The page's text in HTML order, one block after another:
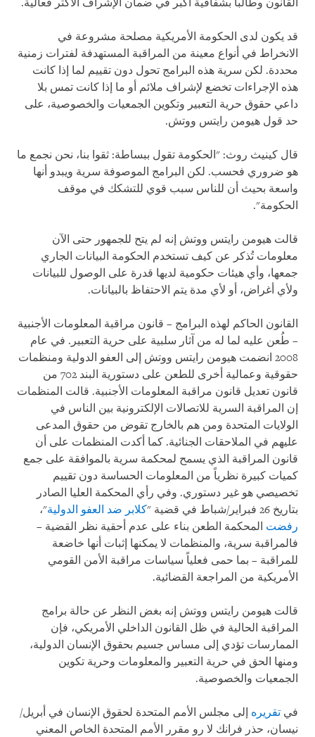
القانون وطالبا بشفافية أكبر في ضمان الإشراف الأكثر فعالية.
قد يكون لدى الحكومة الأمريكية مصلحة مشروعة في
الانخراط في أنواع معينة من المراقبة المستهدفة لفترات زمنية
محددة. لكن سرية هذه البرامج تحول دون تقييم لما إذا كانت
هذه الإجراءات تخضع لإشراف ملائم أو ما إذا كانت تمس بلا
داعي حقوق حرية التعبير وتكوين الجمعيات والخصوصية، على
حد قول هيومن رايتس ووتش.
قال كينيث روث: "الحكومة تقول ببساطة: ثقوا بنا، نحن نجمع ما
هو ضروري فحسب. لكن البرامج الموصوفة سرية ويبدو أنها
واسعة بحيث أن للناس سبب قوي للتشكك في موقف
الحكومة".
قالت هيومن رايتس ووتش إنه لم يتح للجمهور حتى الآن
معلومات تُذكر عن كيف تستخدم الحكومة البيانات الجاري
جمعها، وأي هيئات حكومية لديها قدرة على الوصول للبيانات
ولأي أغراض، أو لأي مدة يتم الاحتفاظ بالبيانات.
القانون الحاكم لهذه البرامج – قانون مراقبة المعلومات الأجنبية
– طُعن عليه لما له من آثار سلبية على حرية التعبير. في عام
2008 انضمت هيومن رايتس ووتش إلى العفو الدولية ومنظمات
حقوقية وعمالية أخرى للطعن على دستورية البند 702 من
قانون تعديل قانون مراقبة المعلومات الأجنبية. قالت المنظمات
إن المراقبة السرية للاتصالات الإلكترونية بين الناس في
الولايات المتحدة ومن هم بالخارج تقوض من حقوق المدعى
عليهم في الملاحقات الجنائية. كما أكدت المنظمات على أن
قانون المراقبة الذي يسمح لمحكمة سرية بالموافقة على جمع
كميات كبيرة نظرياً من المعلومات الحساسة دون تقييم
تخصيصي هو غير دستوري. وفي رأي المحكمة العليا الصادر
بتاريخ 26 فبراير/شباط في قضية "
كلابر ضد العفو الدولية"،
رفضت المحكمة الطعن بناء على عدم أحقية نظر القضية –
فالمراقبة سرية، والمنظمات لا يمكنها إثبات أنها خاضعة
للمراقبة – بما حمى فعلياً سياسات مراقبة الأمن القومي
الأمريكية من المراجعة القضائية.
قالت هيومن رايتس ووتش إنه بغض النظر عن حالة برامج
المراقبة الحالية في ظل القانون الداخلي الأمريكي، فإن
الممارسات تؤدي إلى مساس جسيم بحقوق الإنسان الدولية،
ومنها الحق في حرية التعبير والمعلومات وحرية تكوين
الجمعيات والخصوصية.
في تقريره إلى مجلس الأمم المتحدة لحقوق الإنسان في أبريل/
نيسان، حذر فرانك لا رو مقرر الأمم المتحدة الخاص المعني